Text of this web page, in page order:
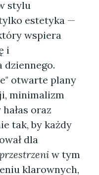
stylu
estetyka —
wspiera
i
dziennego.
otwarte plany
minimalizm
oraz
tak, by każdy
dla
w tym
klarownych,